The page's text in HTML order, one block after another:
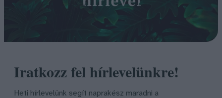
Iratkozz fel hírlevelünkre!
Heti hírlevelünk segít naprakész maradni a